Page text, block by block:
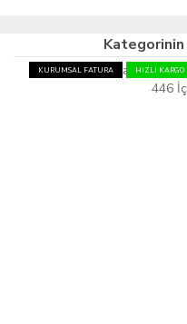
KURUMSAL FATURA HIZLI KARGO